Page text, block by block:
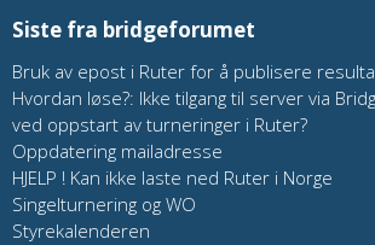
Siste fra bridgeforumet
Bruk av epost i Ruter for å publisere
Hvordan løse?: Ikke tilgang til server via
ved oppstart av turneringer i Ruter?
Oppdatering mailadresse
HJELP ! Kan ikke laste ned Ruter i Norge
Singelturnering og WO
Styrekalenderen